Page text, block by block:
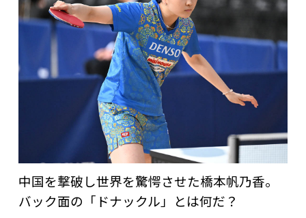
中国を撃破し世界を驚愕させた橋本帆乃香。
バック面の「ドナックル」とは何だ？